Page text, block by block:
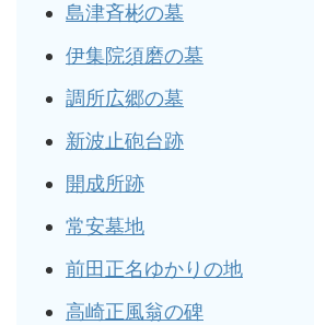
島津斉彬の墓
伊集院須磨の墓
調所広郷の墓
新波止砲台跡
開成所跡
常安墓地
前田正名ゆかりの地
高崎正風翁の碑